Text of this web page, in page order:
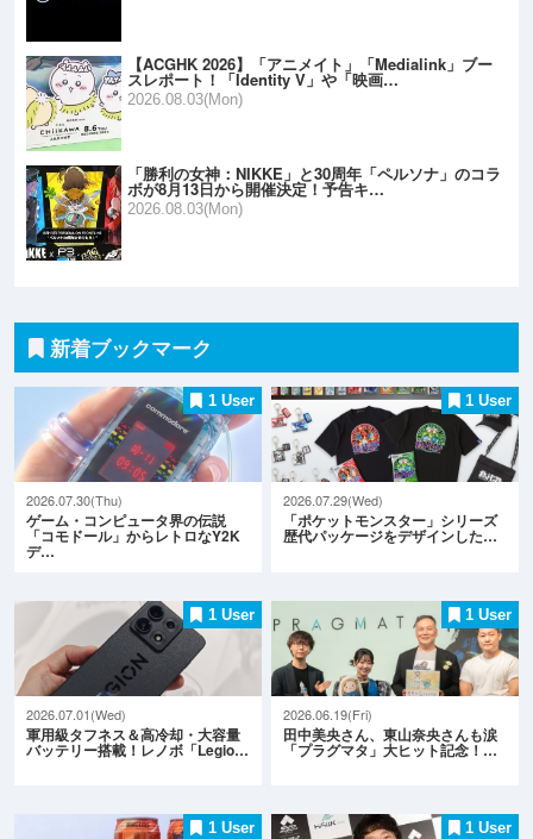
【ACGHK 2026】「アニメイト」「Medialink」ブー
スレポート！「Identity V」や「映画…
2026.08.03(Mon)
「勝利の女神：NIKKE」と30周年「ペルソナ」のコラ
ボが8月13日から開催決定！予告キ…
2026.08.03(Mon)
新着ブックマーク
1 User
2026.07.30(Thu)
ゲーム・コンピュータ界の伝説
「コモドール」からレトロなY2K
デ…
1 User
2026.07.29(Wed)
「ポケットモンスター」シリーズ
歴代パッケージをデザインした…
1 User
2026.07.01(Wed)
軍用級タフネス＆高冷却・大容量
バッテリー搭載！レノボ「Legio…
1 User
2026.06.19(Fri)
田中美央さん、東山奈央さんも涙
「プラグマタ」大ヒット記念！…
1 User 1 User